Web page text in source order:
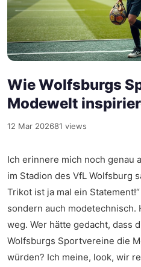
Wie Wolfsburgs
Modewelt
12 Mar 202681 views
Ich erinnere mich noch genau
im Stadion des VfL Wolfsburg
Trikot ist ja mal ein
sondern auch modetechnisch.
weg. Wer hätte gedacht, dass
Wolfsburgs Sportvereine die
würden? Ich meine, look, wir